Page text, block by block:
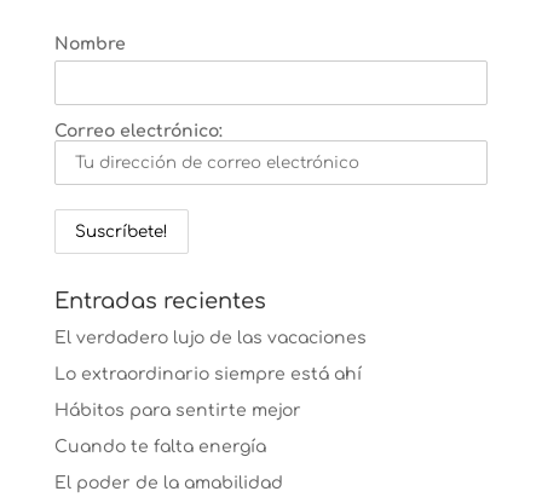
Nombre
Correo electrónico:
Entradas recientes
El verdadero lujo de las vacaciones
Lo extraordinario siempre está ahí
Hábitos para sentirte mejor
Cuando te falta energía
El poder de la amabilidad